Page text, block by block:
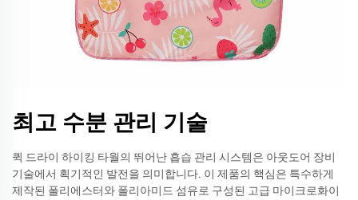
최고 수분 관리 기술
퀵 드라이 하이킹 타월의 뛰어난 흡습 관리 시스템은 아웃도어 장비
기술에서 획기적인 발전을 의미합니다. 이 제품의 핵심은 특수하게
제작된 폴리에스터와 폴리아미드 섬유로 구성된 고급 마이크로화이